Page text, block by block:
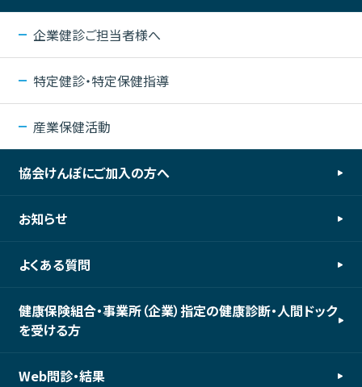
企業健診ご担当者様へ
特定健診・特定保健指導
産業保健活動
協会けんぽにご加入の方へ
お知らせ
よくある質問
健康保険組合・事業所（企業）指定の健康診断・人間ドック
を受ける方
Web問診・結果